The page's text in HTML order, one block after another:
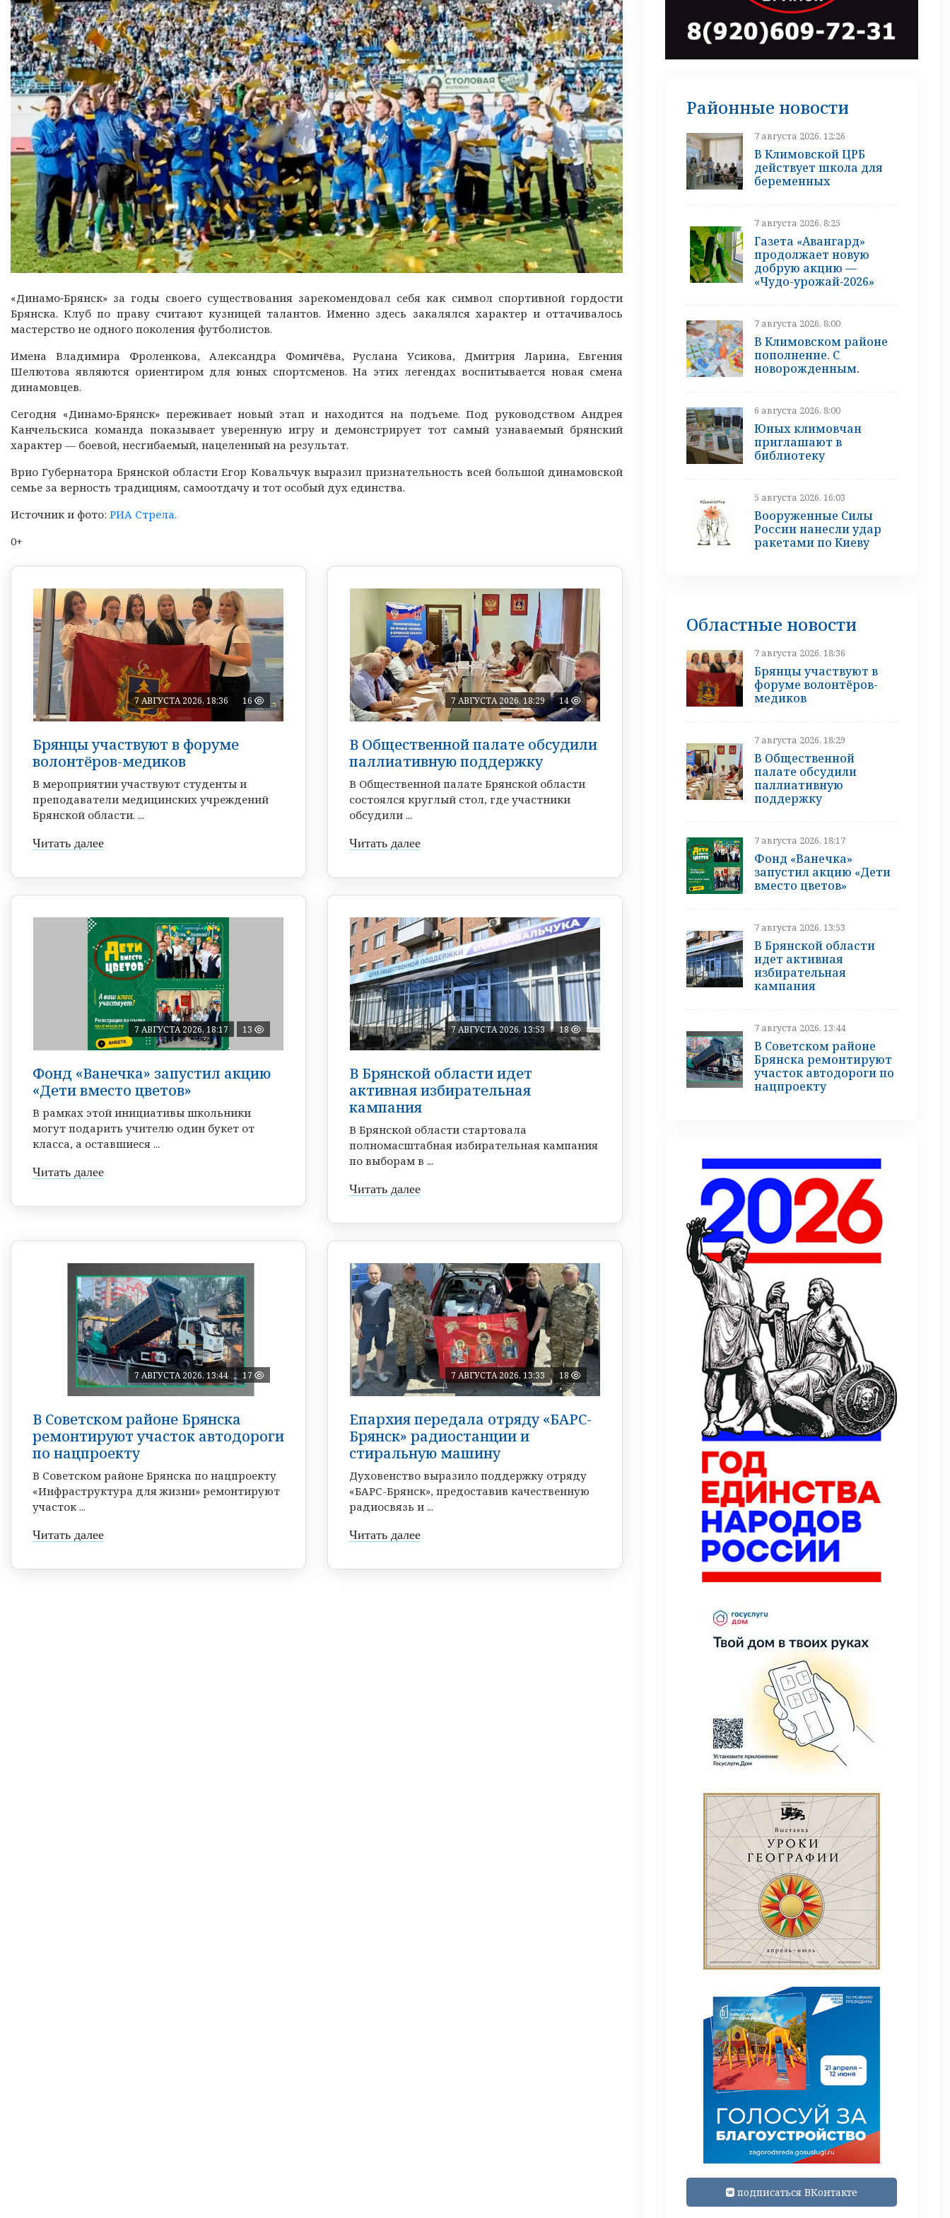
«Динамо‑Брянск» за годы своего существования зарекомендовал себя как символ спортивной гордости
Брянска. Клуб по праву считают кузницей талантов. Именно здесь закалялся характер и оттачивалось
мастерство не одного поколения футболистов.
Имена Владимира Фроленкова, Александра Фомичёва, Руслана Усикова, Дмитрия Ларина, Евгения
Шелютова являются ориентиром для юных спортсменов. На этих легендах воспитывается новая смена
динамовцев.
Сегодня «Динамо‑Брянск» переживает новый этап и находится на подъеме. Под руководством Андрея
Канчельскиса команда показывает уверенную игру и демонстрирует тот самый узнаваемый брянский
характер — боевой, несгибаемый, нацеленный на результат.
Врио Губернатора Брянской области Егор Ковальчук выразил признательность всей большой динамовской
семье за верность традициям, самоотдачу и тот особый дух единства.
Источник и фото: РИА Стрела.
0+
7 АВГУСТА 2026, 18:36 16
Брянцы участвуют в форуме
волонтёров-медиков
В мероприятии участвуют студенты и
преподаватели медицинских учреждений
Брянской области. ...
Читать далее
7 АВГУСТА 2026, 18:29 14
В Общественной палате обсудили
паллиативную поддержку
В Общественной палате Брянской области
состоялся круглый стол, где участники
обсудили ...
Читать далее
7 АВГУСТА 2026, 18:17 13
Фонд «Ванечка» запустил акцию
«Дети вместо цветов»
В рамках этой инициативы школьники
могут подарить учителю один букет от
класса, а оставшиеся ...
Читать далее
7 АВГУСТА 2026, 13:53 18
В Брянской области идет
активная избирательная
кампания
В Брянской области стартовала
полномасштабная избирательная кампания
по выборам в ...
Читать далее
7 АВГУСТА 2026, 13:44 17
В Советском районе Брянска
ремонтируют участок автодороги
по нацпроекту
В Советском районе Брянска по нацпроекту
«Инфраструктура для жизни» ремонтируют
участок ...
Читать далее
7 АВГУСТА 2026, 13:33 18
Епархия передала отряду «БАРС-
Брянск» радиостанции и
стиральную машину
Духовенство выразило поддержку отряду
«БАРС-Брянск», предоставив качественную
радиосвязь и ...
Читать далее
Районные новости
7 августа 2026, 12:26
В Климовской ЦРБ
действует школа для
беременных
7 августа 2026, 8:25
Газета «Авангард»
продолжает новую
добрую акцию —
«Чудо-урожай‑2026»
7 августа 2026, 8:00
В Климовском районе
пополнение. С
новорожденным.
6 августа 2026, 8:00
Юных климовчан
приглашают в
библиотеку
5 августа 2026, 16:03
Вооруженные Силы
России нанесли удар
ракетами по Киеву
Областные новости
7 августа 2026, 18:36
Брянцы участвуют в
форуме волонтёров-
медиков
7 августа 2026, 18:29
В Общественной
палате обсудили
паллиативную
поддержку
7 августа 2026, 18:17
Фонд «Ванечка»
запустил акцию «Дети
вместо цветов»
7 августа 2026, 13:53
В Брянской области
идет активная
избирательная
кампания
7 августа 2026, 13:44
В Советском районе
Брянска ремонтируют
участок автодороги по
нацпроекту
подписаться ВКонтакте